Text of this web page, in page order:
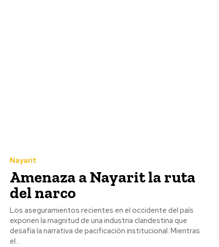
Nayarit
Amenaza a Nayarit la ruta
del narco
Los aseguramientos recientes en el occidente del país
exponen la magnitud de una industria clandestina que
desafía la narrativa de pacificación institucional. Mientras
el...